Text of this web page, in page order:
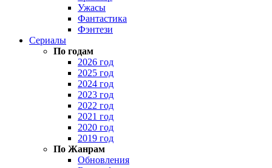
Ужасы
Фантастика
Фэнтези
Сериалы
По годам
2026 год
2025 год
2024 год
2023 год
2022 год
2021 год
2020 год
2019 год
По Жанрам
Обновления